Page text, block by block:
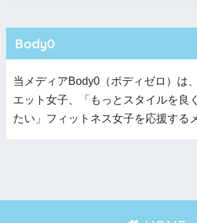
Body0
当メディアBody0（ボディゼロ）は
エット女子、「もっとスタイルを良
たい」フィットネス女子を応援する